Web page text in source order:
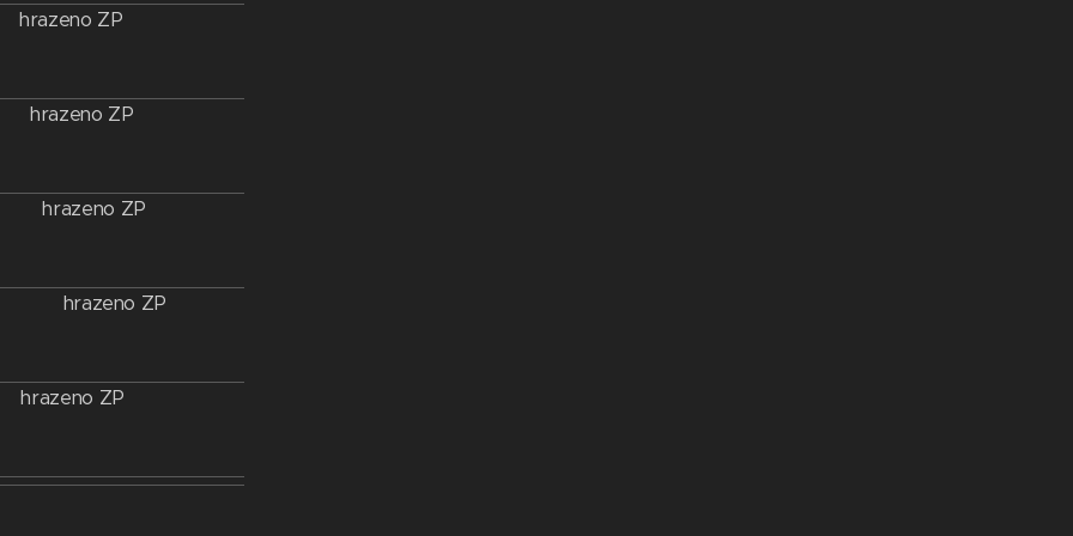
hrazeno ZP
hrazeno ZP
hrazeno ZP
hrazeno ZP
hrazeno ZP